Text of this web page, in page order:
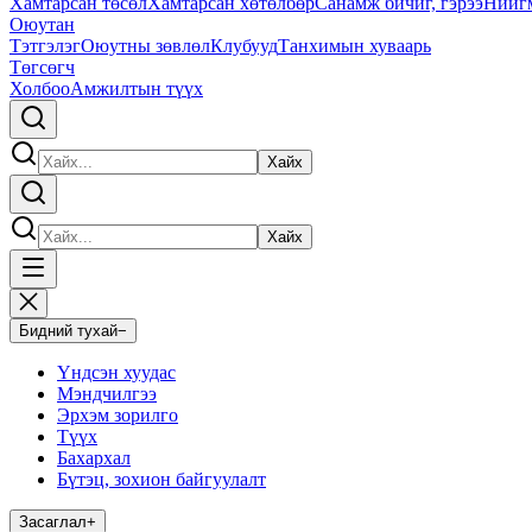
Оюутан
ТэтгэлэгОюутны зөвлөлКлубуудТанхимын хуваарь
Төгсөгч
ХолбооАмжилтын түүх
Хайх
Хайх
Бидний тухай−
Үндсэн хуудас
Мэндчилгээ
Эрхэм зорилго
Түүх
Бахархал
Бүтэц, зохион байгуулалт
Засаглал+